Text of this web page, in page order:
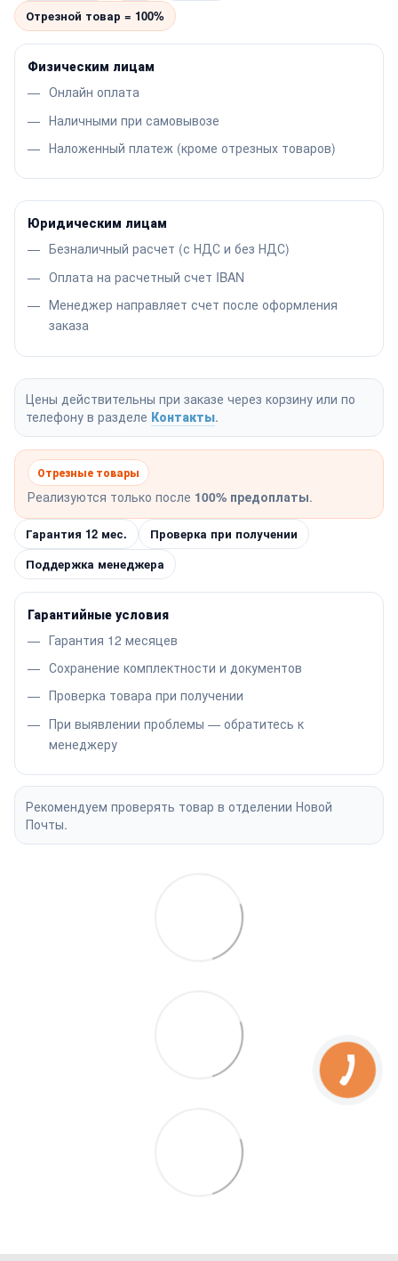
Отрезной товар = 100%
Физическим лицам
Онлайн оплата
Наличными при самовывозе
Наложенный платеж (кроме отрезных товаров)
Юридическим лицам
Безналичный расчет (с НДС и без НДС)
Оплата на расчетный счет IBAN
Менеджер направляет счет после оформления
заказа
Цены действительны при заказе через корзину или по
телефону в разделе Контакты.
Отрезные товары
Реализуются только после 100% предоплаты.
Гарантия 12 мес.
Проверка при получении
Поддержка менеджера
Гарантийные условия
Гарантия 12 месяцев
Сохранение комплектности и документов
Проверка товара при получении
При выявлении проблемы — обратитесь к
менеджеру
Рекомендуем проверять товар в отделении Новой
Почты.